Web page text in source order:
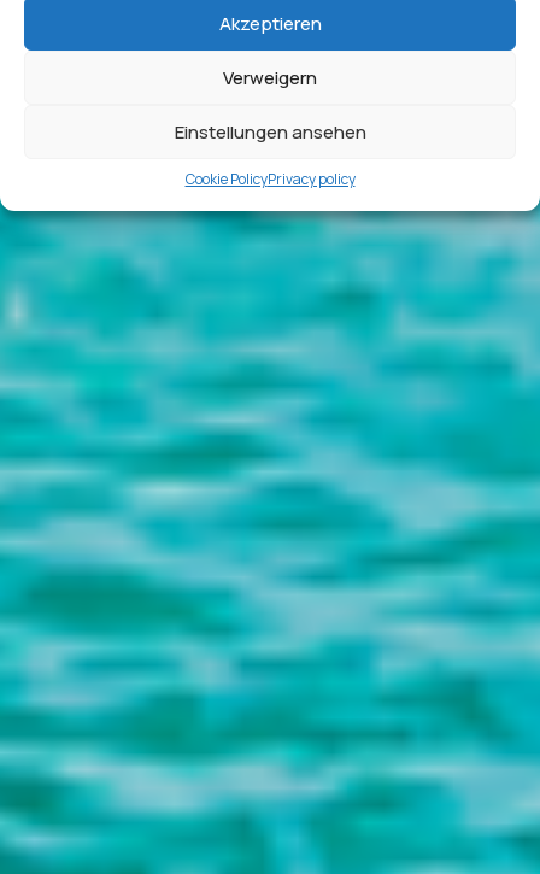
Akzeptieren
Verweigern
Einstellungen ansehen
Cookie PolicyPrivacy policy